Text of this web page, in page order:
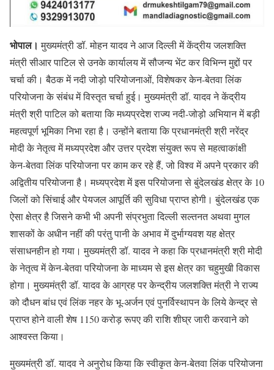
भोपाल। मुख्यमंत्री डॉ. मोहन यादव ने आज दिल्ली में केंद्रीय जलशक्ति
मंत्री सीआर पाटिल से उनके कार्यालय में सौजन्य भेंट कर विभिन्न मुद्दों पर
चर्चा की। बैठक में नदी जोड़ो परियोजनाओं, विशेषकर केन-बेतवा लिंक
परियोजना के संबंध में विस्तृत चर्चा हुई। मुख्यमंत्री डॉ. यादव ने केंद्रीय
मंत्री श्री पाटिल को बताया कि मध्यप्रदेश राज्य नदी-जोड़ो अभियान में बड़ी
महत्वपूर्ण भूमिका निभा रहा है। उन्होंने बताया कि प्रधानमंत्री श्री नरेंद्र
मोदी के नेतृत्व में मध्यप्रदेश और उत्तर प्रदेश संयुक्त रूप से महत्वाकांक्षी
केन-बेतवा लिंक परियोजना पर काम कर रहे हैं, जो विश्व में अपने प्रकार की
अद्वितीय परियोजना है। मध्यप्रदेश में इस परियोजना से बुंदेलखंड क्षेत्र के 10
जिलों को सिंचाई और पेयजल आपूर्ति की सुविधा प्राप्त होगी। बुंदेलखंड एक
ऐसा क्षेत्र है जिसने कभी भी अपनी संप्रभुता दिल्ली सल्तनत अथवा मुगल
शासकों के अधीन नहीं की परंतु पानी के अभाव में दुर्भाग्यवश यह क्षेत्र
संसाधनहीन हो गया। मुख्यमंत्री डॉ. यादव ने कहा कि प्रधानमंत्री श्री मोदी
के नेतृत्व में केन-बेतवा परियोजना के माध्यम से इस क्षेत्र का चहुमुखी विकास
होगा। मुख्यमंत्री डॉ. यादव के आग्रह पर केन्द्रीय जलशक्ति मंत्री ने राज्य
को दौधन बांध एवं लिंक नहर के भू-अर्जन एवं पुनर्विस्थापन के लिये केन्द्र से
प्राप्त होने वाली शेष 1150 करोड़ रूपए की राशि शीघ्र जारी करवाने को
आश्वस्त किया।
मुख्यमंत्री डॉ. यादव ने अनुरोध किया कि स्वीकृत केन-बेतवा लिंक परियोजना